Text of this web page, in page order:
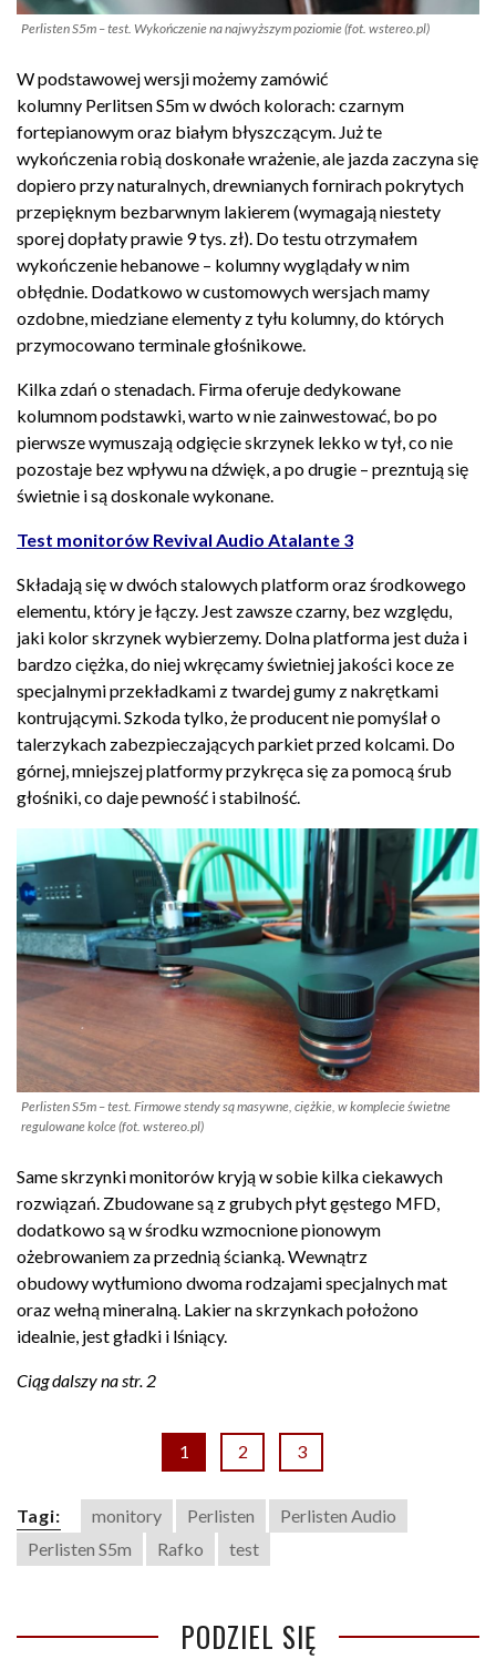
Perlisten S5m – test. Wykończenie na najwyższym poziomie (fot. wstereo.pl)
W podstawowej wersji możemy zamówić
kolumny Perlitsen S5m w dwóch kolorach: czarnym
fortepianowym oraz białym błyszczącym. Już te
wykończenia robią doskonałe wrażenie, ale jazda zaczyna się
dopiero przy naturalnych, drewnianych fornirach pokrytych
przepięknym bezbarwnym lakierem (wymagają niestety
sporej dopłaty prawie 9 tys. zł). Do testu otrzymałem
wykończenie hebanowe – kolumny wyglądały w nim
obłędnie. Dodatkowo w customowych wersjach mamy
ozdobne, miedziane elementy z tyłu kolumny, do których
przymocowano terminale głośnikowe.
Kilka zdań o stenadach. Firma oferuje dedykowane
kolumnom podstawki, warto w nie zainwestować, bo po
pierwsze wymuszają odgięcie skrzynek lekko w tył, co nie
pozostaje bez wpływu na dźwięk, a po drugie – prezntują się
świetnie i są doskonale wykonane.
Test monitorów Revival Audio Atalante 3
Składają się w dwóch stalowych platform oraz środkowego
elementu, który je łączy. Jest zawsze czarny, bez względu,
jaki kolor skrzynek wybierzemy. Dolna platforma jest duża i
bardzo ciężka, do niej wkręcamy świetniej jakości koce ze
specjalnymi przekładkami z twardej gumy z nakrętkami
kontrującymi. Szkoda tylko, że producent nie pomyślał o
talerzykach zabezpieczających parkiet przed kolcami. Do
górnej, mniejszej platformy przykręca się za pomocą śrub
głośniki, co daje pewność i stabilność.
Perlisten S5m – test. Firmowe stendy są masywne, ciężkie, w komplecie świetne
regulowane kolce (fot. wstereo.pl)
Same skrzynki monitorów kryją w sobie kilka ciekawych
rozwiązań. Zbudowane są z grubych płyt gęstego MFD,
dodatkowo są w środku wzmocnione pionowym
ożebrowaniem za przednią ścianką. Wewnątrz
obudowy wytłumiono dwoma rodzajami specjalnych mat
oraz wełną mineralną. Lakier na skrzynkach położono
idealnie, jest gładki i lśniący.
Ciąg dalszy na str. 2
1 2 3
Tagi: monitory Perlisten
Perlisten Audio
Perlisten S5m
Rafko test
PODZIEL SIĘ